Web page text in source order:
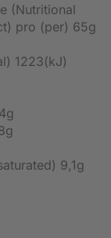
(Nutritional
pro (per) 65g
1223(kJ)
9,1g